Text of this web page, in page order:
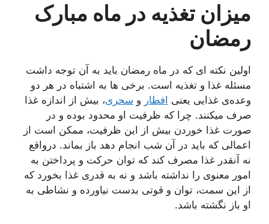
میزان تغذیه در ماه مبارک
رمضان
اولین نکته ای که در ماه رمضان باید به آن توجه داشت
مسئله غذا و تغذیه است. برخی ها به اشتباه در هر دو
وعده‌ی غذایی یعنی افطار و سحری، بیش از اندازه غذا
صرف میکنند. چرا که ظرفیت او محدود بوده و در
صورت غذا خوردن بیش از این ظرفیت، ممکن است از
اعمالی که باید در آن شب انجام دهد باز بماند. درواقع
نه آنقدر غذا مصرف کند که توان حرکت و پرداختن به
امور معنوی را نداشته باشد و نه به قدری غذا بخورد که
از این سمت، توان و قوتی بدست نیاورده و نشاطی به
او باز نگشته باشد.